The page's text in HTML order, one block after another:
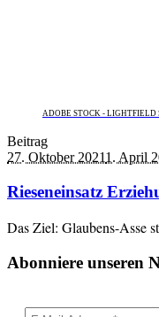
ADOBE STOCK - LIGHTFIELD
Beitrag
27. Oktober 20211. April
Rieseneinsatz
Das Ziel: Glaubens-Asse
Abonniere unseren